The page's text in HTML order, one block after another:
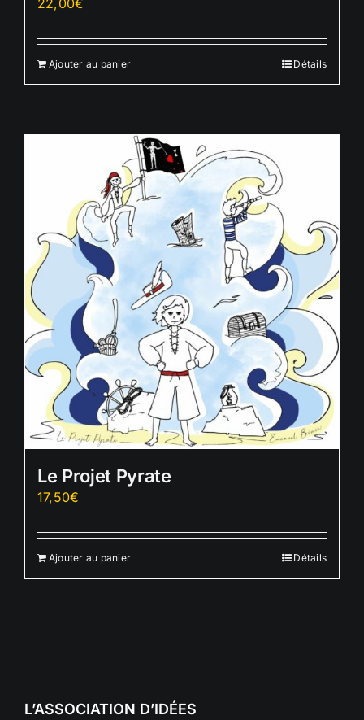
Ajouter au panier Détails
Le Projet Pyrate
17,50€
Ajouter au panier Détails
L’ASSOCIATION D’IDÉES